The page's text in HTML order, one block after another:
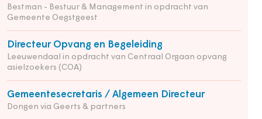
Bestman - Bestuur & Management in opdracht van
Gemeente Oegstgeest
Directeur Opvang en Begeleiding
Leeuwendaal in opdracht van Centraal Orgaan opvang
asielzoekers (COA)
Gemeentesecretaris / Algemeen Directeur
Dongen via Geerts & partners